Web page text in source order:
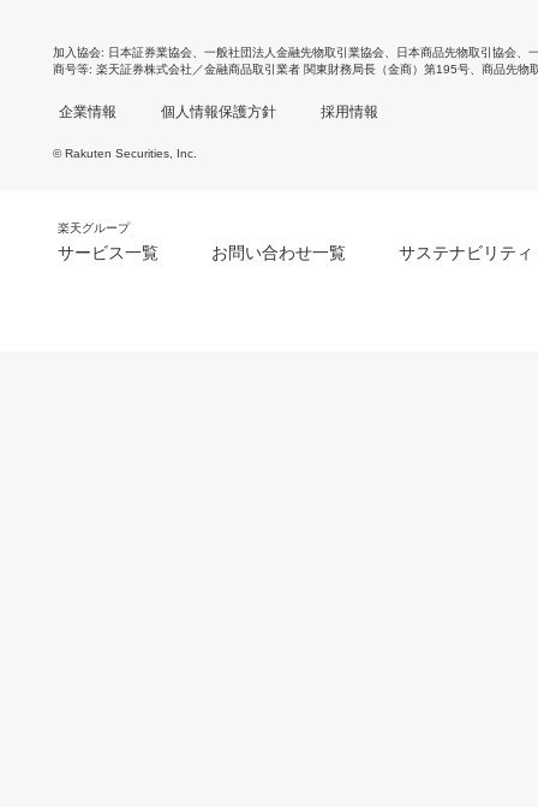
加入協会 日本証券業協会 一般社団法人金融先物取引業協会 日本商品先物取引協会
商号等 楽天証券株式会社／金融商品取引業者 関東財務局長（金商）第195号、商品先物
企業情報 個人情報保護方針 採用情報
© Rakuten Securities, Inc.
楽天グループ
サービス一覧 お問い合わせ一覧 サステナビリティ